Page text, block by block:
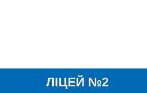
ЛІЦЕЙ №2